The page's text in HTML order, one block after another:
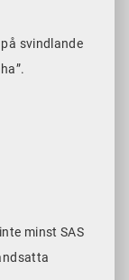
svindlande
minst SAS